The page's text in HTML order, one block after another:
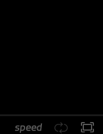
speed